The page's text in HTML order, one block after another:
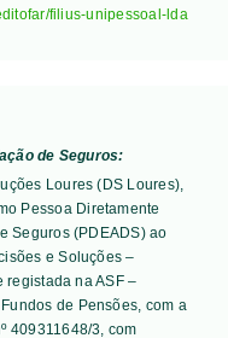
filius-unipessoal-lda
de Seguros:
Loures (DS Loures),
Pessoa Diretamente
Seguros (PDEADS) ao
e Soluções –
registada na ASF –
de Pensões, com a
409311648/3, com